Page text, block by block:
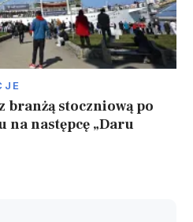
branżą stoczniową po
następcę „Daru